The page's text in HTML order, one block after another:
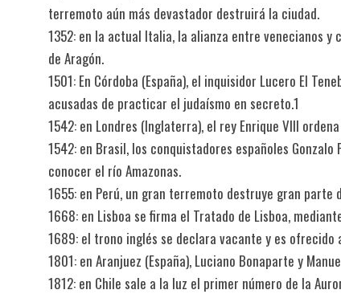
terremoto aún más devastador destruirá la ciudad.
1352: en la actual Italia, la alianza entre venecianos y
de Aragón.
1501: En Córdoba (España), el inquisidor Lucero El
acusadas de practicar el judaísmo en secreto.1​
1542: en Londres (Inglaterra), el rey Enrique VIII
1542: en Brasil, los conquistadores españoles
conocer el río Amazonas.
1655: en Perú, un gran terremoto destruye gran parte
1668: en Lisboa se firma el Tratado de Lisboa,
1689: el trono inglés se declara vacante y es ofrecido
1801: en Aranjuez (España), Luciano Bonaparte y
1812: en Chile sale a la luz el primer número de la